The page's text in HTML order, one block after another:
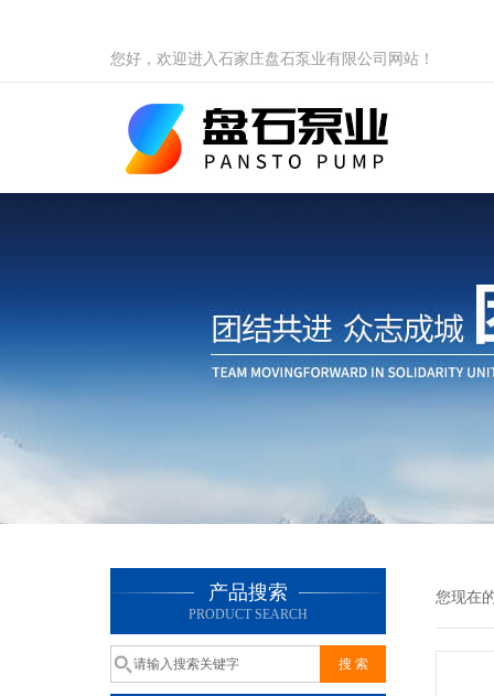
您好，欢迎进入石家庄盘石泵业有限公司网站！
产品搜索
PRODUCT SEARCH
您现在